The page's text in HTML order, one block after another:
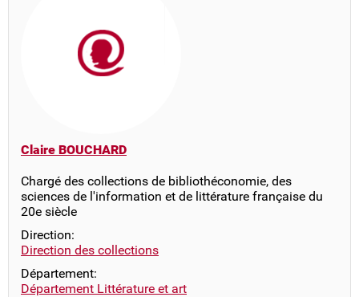
Claire BOUCHARD
Chargé des collections de bibliothéconomie, des
sciences de l'information et de littérature française du
20e siècle
Direction:
Direction des collections
Département:
Département Littérature et art